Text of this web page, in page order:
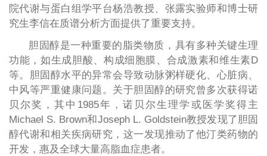
院代谢与蛋白组学平台杨浩教授、张露实验师和博士研
究生李信在质谱分析方面提供了重要支持。
胆固醇是一种重要的脂类物质，具有多种关键生理
功能，如生成胆酸、构成细胞膜、合成激素和维生素D
等。胆固醇水平的异常会导致动脉粥样硬化、心脏病、
中风等严重健康问题。关于胆固醇的研究曾多次获得诺
贝尔奖，其中1985年，诺贝尔生理学或医学奖得主
Michael S. Brown和Joseph L. Goldstein教授发现了胆固
醇代谢和相关疾病研究，这一发现推动了他汀类药物的
开发，惠及全球大量高脂血症患者。